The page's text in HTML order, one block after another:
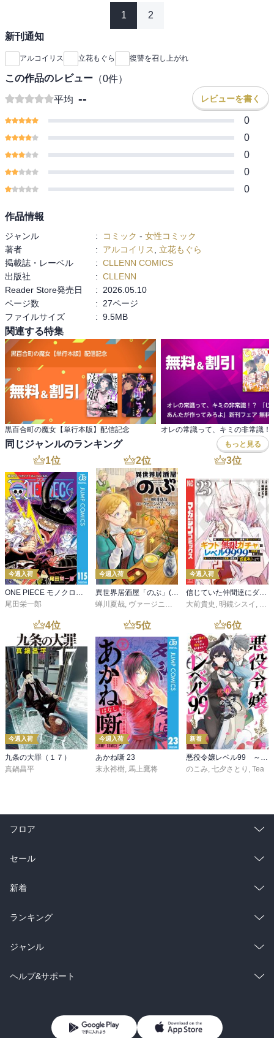
1 2
新刊通知
アルコイリス 立花もぐら 復讐を召し上がれ
この作品のレビュー （0件）
平均 -- レビューを書く
0
0
0
0
0
作品情報
ジャンル : コミック - 女性コミック
著者
: アルコイリス
立花もぐら
掲載誌・レーベル
: CLLENN COMICS
出版社
: CLLENN
Reader Store発売日
:
2026.05.10
ページ数
:
27ページ
ファイルサイズ
: 9.5MB
関連する特集
黒百合町の魔女【単行本版】配信記念
同じジャンルのランキング もっと見る
1位
今週入荷
ONE PIECE モノクロ版 115
尾田栄一郎
2位
今週入荷
異世界居酒屋「のぶ」(22)
蝉川夏哉, ヴァージニア二等兵 ,転
3位
今週入荷
信じていた仲間達にダンジョン奥地で殺されかけたがギフト『無限ガチャ』でレベル９９９９の仲間達を手に入れて元パーティーメンバーと世界に復讐＆『ざまぁ！』します！（２３）
大前貴史 , 明鏡シスイ , ｔ
4位
今週入荷
九条の大罪（１７）
真鍋昌平
5位
今週入荷
あかね噺 23
末永裕樹, 馬上鷹将
6位
新着
悪役令嬢レベル99 ～私は裏ボスですが魔王ではありません～ その６
のこみ, 七夕さとり , Tea
フロア
総合
ラノベ
雑誌・グラビア
BL・TL
セール
総合
ラノベ
雑誌・グラビア
BL・TL
新着
総合
ラノベ
雑誌・グラビア
ランキング
総合
ラノベ
ジャンル
コミック
ライトノベル 男子向けラノベ
ヘルプ&サポート
よくあるご質問 お問い合わせ